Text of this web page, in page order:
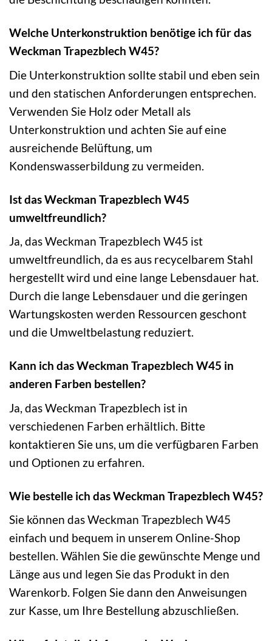
Welche Unterkonstruktion benötige ich für das
Weckman Trapezblech W45?
Die Unterkonstruktion sollte stabil und eben sein
und den statischen Anforderungen entsprechen.
Verwenden Sie Holz oder Metall als
Unterkonstruktion und achten Sie auf eine
ausreichende Belüftung, um
Kondenswasserbildung zu vermeiden.
Ist das Weckman Trapezblech W45
umweltfreundlich?
Ja, das Weckman Trapezblech W45 ist
umweltfreundlich, da es aus recycelbarem Stahl
hergestellt wird und eine lange Lebensdauer hat.
Durch die lange Lebensdauer und die geringen
Wartungskosten werden Ressourcen geschont
und die Umweltbelastung reduziert.
Kann ich das Weckman Trapezblech W45 in
anderen Farben bestellen?
Ja, das Weckman Trapezblech ist in
verschiedenen Farben erhältlich. Bitte
kontaktieren Sie uns, um die verfügbaren Farben
und Optionen zu erfahren.
Wie bestelle ich das Weckman Trapezblech W45?
Sie können das Weckman Trapezblech W45
einfach und bequem in unserem Online-Shop
bestellen. Wählen Sie die gewünschte Menge und
Länge aus und legen Sie das Produkt in den
Warenkorb. Folgen Sie dann den Anweisungen
zur Kasse, um Ihre Bestellung abzuschließen.